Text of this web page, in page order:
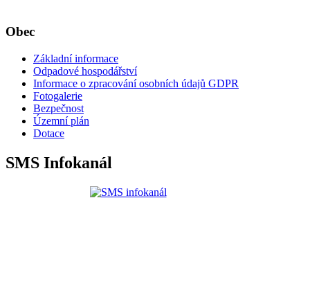
Obec
Základní informace
Odpadové hospodářství
Informace o zpracování osobních údajů GDPR
Fotogalerie
Bezpečnost
Územní plán
Dotace
SMS Infokanál